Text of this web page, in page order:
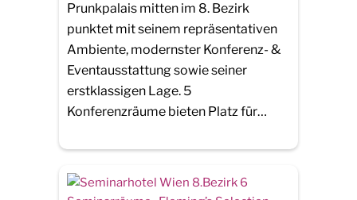
Prunkpalais mitten im 8. Bezirk
punktet mit seinem repräsentativen
Ambiente, modernster Konferenz- &
Eventausstattung sowie seiner
erstklassigen Lage. 5
Konferenzräume bieten Platz für…